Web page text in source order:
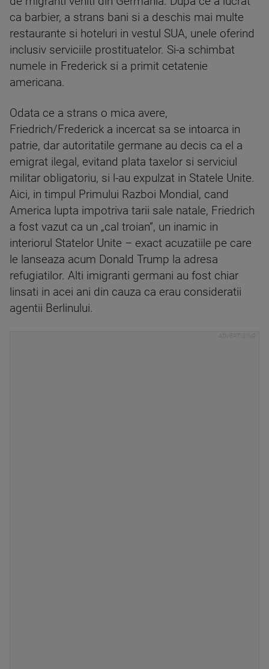
ca barbier, a strans bani si a deschis mai multe
restaurante si hoteluri in vestul SUA, unele oferind
inclusiv serviciile prostituatelor. Si-a schimbat
numele in Frederick si a primit cetatenie
americana.
Odata ce a strans o mica avere,
Friedrich/Frederick a incercat sa se intoarca in
patrie, dar autoritatile germane au decis ca el a
emigrat ilegal, evitand plata taxelor si serviciul
militar obligatoriu, si l-au expulzat in Statele Unite.
Aici, in timpul Primului Razboi Mondial, cand
America lupta impotriva tarii sale natale, Friedrich
a fost vazut ca un „cal troian”, un inamic in
interiorul Statelor Unite – exact acuzatiile pe care
le lanseaza acum Donald Trump la adresa
refugiatilor. Alti imigranti germani au fost chiar
linsati in acei ani din cauza ca erau consideratii
agentii Berlinului.